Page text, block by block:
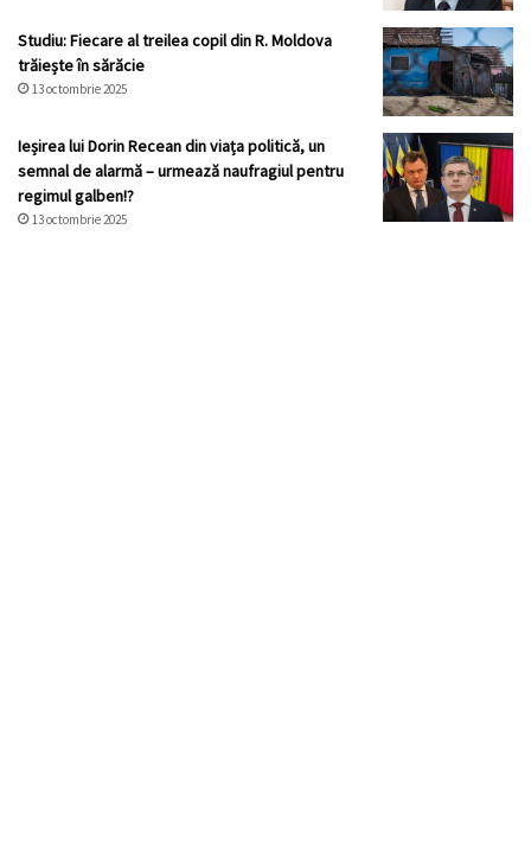
Studiu: Fiecare al treilea copil din R. Moldova
trăiește în sărăcie
13 octombrie 2025
Ieșirea lui Dorin Recean din viața politică, un
semnal de alarmă – urmează naufragiul pentru
regimul galben!?
13 octombrie 2025